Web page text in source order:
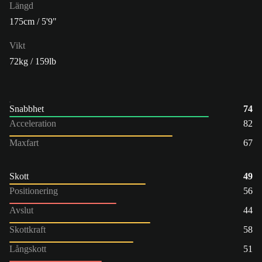
Längd
175cm / 5'9"
Vikt
72kg / 159lb
Snabbhet
74
Acceleration
82
Maxfart
67
Skott
49
Positionering
56
Avslut
44
Skottkraft
58
Långskott
51